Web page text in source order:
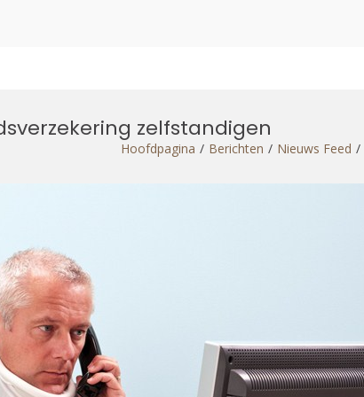
zelfstandigen
Hoofdpagina Berichten Nieuws Feed